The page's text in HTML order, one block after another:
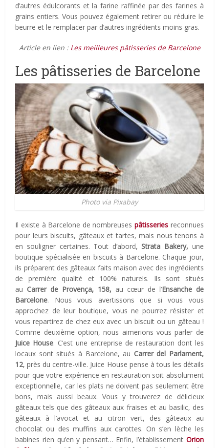
d’autres édulcorants et la farine raffinée par des farines à
grains entiers. Vous pouvez également retirer ou réduire le
beurre et le remplacer par d’autres ingrédients moins gras.
Article en lien : Les meilleures pâtisseries de Barcelone
Les pâtisseries de Barcelone
Photo via Pixabay
Il existe à Barcelone de nombreusespâtisseries reconnues
pour leurs biscuits, gâteaux et tartes, mais nous tenons à
en souligner certaines. Tout d’abord,Strata Bakery, une
boutique spécialisée en biscuits à Barcelone. Chaque jour,
ils préparent des gâteaux faits maison avec des ingrédients
de première qualité et 100% naturels. Ils sont situés
auCarrer de Provença, 158, au cœur de l’Ensanche de
Barcelone. Nous vous avertissons que si vous vous
approchez de leur boutique, vous ne pourrez résister et
vous repartirez de chez eux avec un biscuit ou un gâteau !
Comme deuxième option, nous aimerions vous parler de
Juice House. C’est une entreprise de restauration dont les
locaux sont situés à Barcelone, au Carrer del Parlament,
12, près du centre-ville. Juice House pense à tous les détails
pour que votre expérience en restauration soit absolument
exceptionnelle, car les plats ne doivent pas seulement être
bons, mais aussi beaux. Vous y trouverez de délicieux
gâteaux tels que des gâteaux aux fraises et au basilic, des
gâteaux à l’avocat et au citron vert, des gâteaux au
chocolat ou des muffins aux carottes. On s’en lèche les
babines rien qu’en y pensant… Enfin, l’établissement Orion